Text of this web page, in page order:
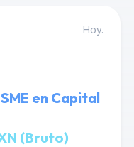
Hoy.
en Capital
(Bruto)